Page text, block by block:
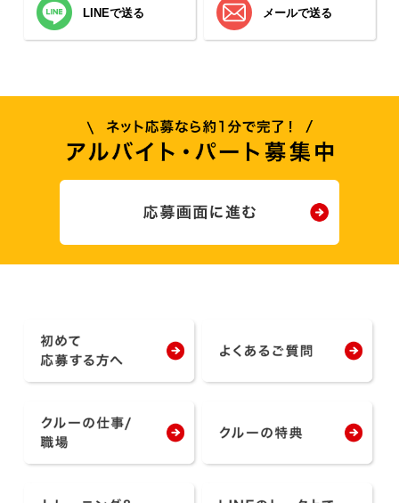
LINEで送る メールで送る